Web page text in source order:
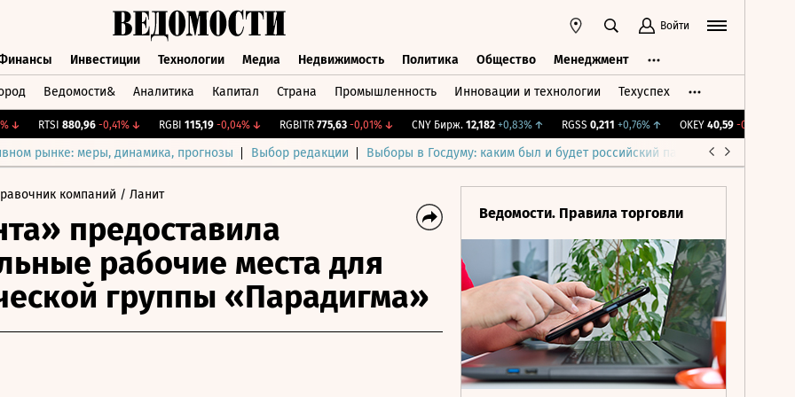
Войти
Инвестиции Технологии Медиа Недвижимость Политика Общество Менеджмент
Ведомости& Аналитика Капитал Страна Промышленность Инновации и технологии Техуспех
RTSI 880,96 -0,41%↓ RGBI 115,19 -0,04%↓ RGBITR 775,63 -0,01%↓ CNY Бирж. 12,182 +0,83%↑ RGSS 0,211 +0,76%↑ OKEY 40,59 -0,29%
рынке: меры, динамика, прогнозы Выбор редакции Выборы в Госдуму: каким был и будет российский парламент
компаний / Ланит
предоставила
рабочие места для
группы «Парадигма»
Ведомости. Правила торговли